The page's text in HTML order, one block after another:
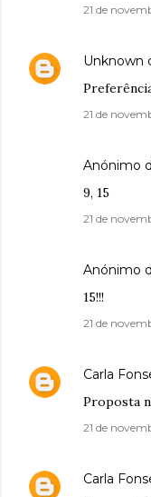
21 de
Unknown
21 de
Anónimo
9, 15
21 de
Anónimo
15!!!
21 de
Carla
Proposta
21 de
Carla